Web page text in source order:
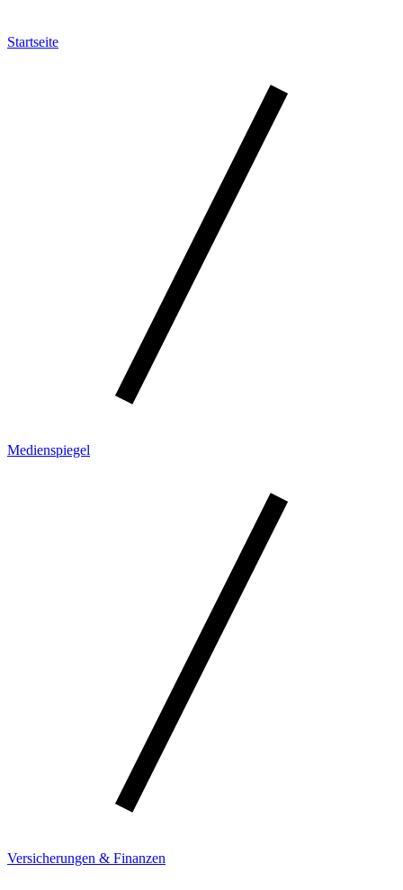
Startseite
Medienspiegel
Versicherungen & Finanzen